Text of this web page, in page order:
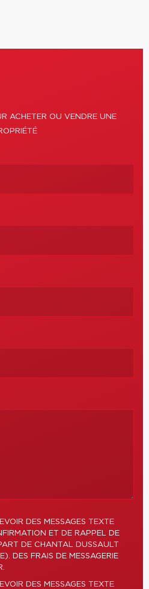
ACHETER OU VENDRE UNE
DES MESSAGES TEXTE
ET DE RAPPEL DE
DE CHANTAL DUSSAULT
DES FRAIS DE MESSAGERIE
DES MESSAGES TEXTE